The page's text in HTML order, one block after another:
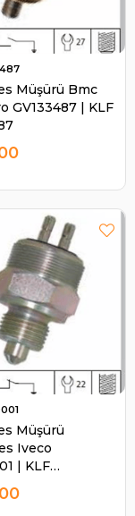
Müşürü Bmc
GV133487 | KLF
Müşürü
Iveco
| KLF